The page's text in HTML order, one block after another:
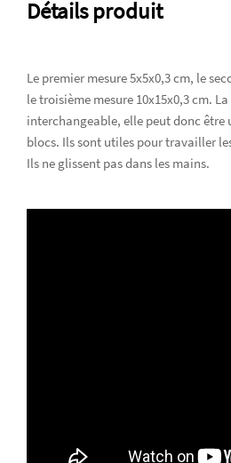
Détails produit
Le premier mesure 5x5x0,3 cm, le
le troisième mesure 10x15x0,3 cm.
interchangeable, elle peut donc être
blocs. Ils sont utiles pour travailler
Ils ne glissent pas dans les mains.